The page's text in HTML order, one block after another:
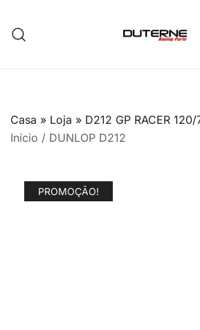
para
Casa » Loja » D212 GP RACER 120/
Início / DUNLOP D212
PROMOÇÃO!